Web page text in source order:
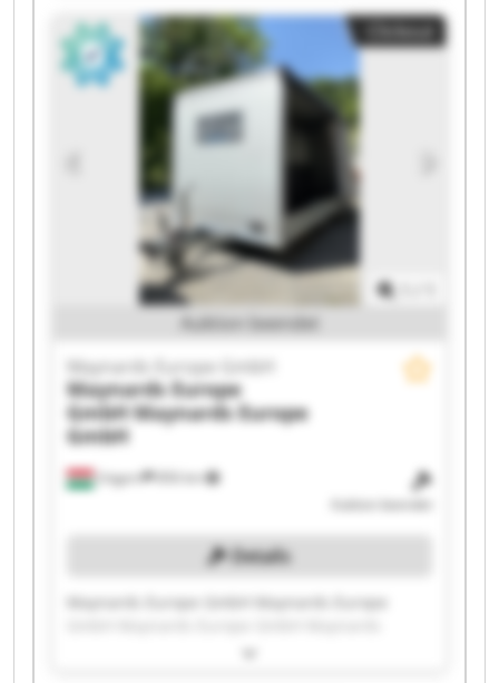
GmbH Maynards Europe GmbH Maynards
Europe GmbH Maynards Europe GmbH
Maynards Europe GmbH Maynards Europe
GmbH Maynards Europe GmbH Maynards
Europe GmbH Maynards Europe GmbH
Maynards Europe GmbH Maynards Europe
GmbH Maynards Europe GmbH Maynards
Europe GmbH Maynards Europe GmbH
Auktion beendet
Ungarn 856 km
Maynards Europe GmbH
Maynards Europe
GmbHMaynards Europe
GmbH
Auktion beendet
Details
Maynards Europe GmbH Maynards Europe
Europe GmbH Maynards Europe GmbH